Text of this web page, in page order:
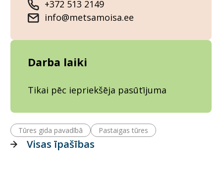
+372 513 2149
info@metsamoisa.ee
Darba laiki
Tikai pēc iepriekšēja pasūtījuma
Tūres gida pavadībā Pastaigas tūres
Visas īpašības